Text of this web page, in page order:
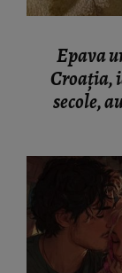
Epava
Croația,
secole,